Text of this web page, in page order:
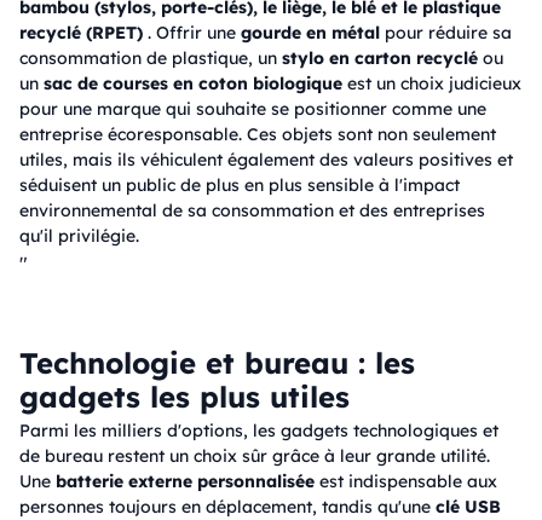
bambou (stylos, porte-clés), le liège, le blé et le plastique
recyclé (RPET) . Offrir une gourde en métal pour réduire sa
consommation de plastique, un stylo en carton recyclé ou
un sac de courses en coton biologique est un choix judicieux
pour une marque qui souhaite se positionner comme une
entreprise écoresponsable. Ces objets sont non seulement
utiles, mais ils véhiculent également des valeurs positives et
séduisent un public de plus en plus sensible à l'impact
environnemental de sa consommation et des entreprises
qu'il privilégie.
"
Technologie et bureau : les
gadgets les plus utiles
Parmi les milliers d'options, les gadgets technologiques et
de bureau restent un choix sûr grâce à leur grande utilité.
Une batterie externe personnalisée est indispensable aux
personnes toujours en déplacement, tandis qu'une clé USB